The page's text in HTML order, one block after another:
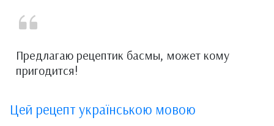
Предлагаю рецептик басмы, может кому
пригодится!
Цей рецепт українською мовою